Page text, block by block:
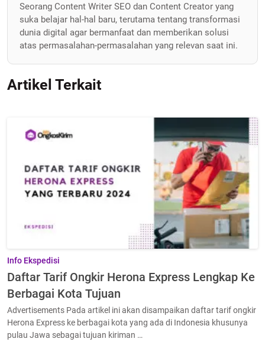
Seorang Content Writer SEO dan Content Creator yang
suka belajar hal-hal baru, terutama tentang transformasi
dunia digital agar bermanfaat dan memberikan solusi
atas permasalahan-permasalahan yang relevan saat ini.
Artikel Terkait
Info Ekspedisi
Daftar Tarif Ongkir Herona Express Lengkap Ke
Berbagai Kota Tujuan
Advertisements Pada artikel ini akan disampaikan daftar tarif ongkir
Herona Express ke berbagai kota yang ada di Indonesia khusunya
pulau Jawa sebagai tujuan kiriman …